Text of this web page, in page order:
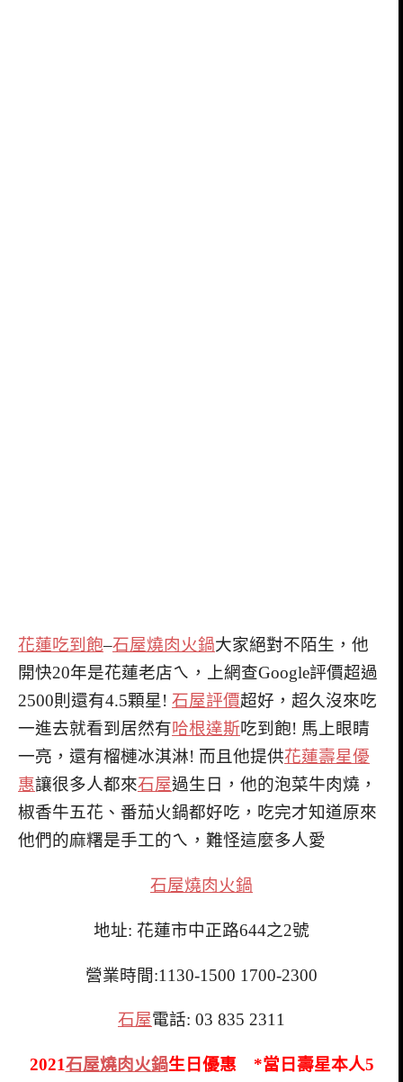
花蓮吃到飽–石屋燒肉火鍋大家絕對不陌生，他
開快20年是花蓮老店ㄟ，上網查Google評價超過
2500則還有4.5顆星! 石屋評價超好，超久沒來吃
一進去就看到居然有哈根達斯吃到飽! 馬上眼睛
一亮，還有榴槤冰淇淋! 而且他提供花蓮壽星優
惠讓很多人都來石屋過生日，他的泡菜牛肉燒，
椒香牛五花、番茄火鍋都好吃，吃完才知道原來
他們的麻糬是手工的ㄟ，難怪這麼多人愛
石屋燒肉火鍋
地址: 花蓮市中正路644之2號
營業時間:1130-1500 1700-2300
石屋電話: 03 835 2311
2021石屋燒肉火鍋生日優惠 *當日壽星本人5